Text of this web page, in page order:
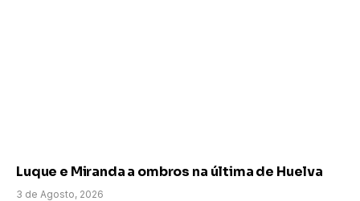
Luque e Miranda a ombros na última de Huelva
3 de Agosto, 2026